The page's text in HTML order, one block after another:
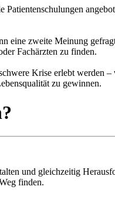
eine zweite Meinung
Fachärzten zu finden.
Krise erlebt werden
zu gewinnen.
und gleichzeitig
finden.